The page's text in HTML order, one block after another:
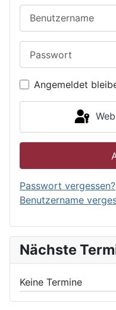
Angemeldet
Passwort vergessen?
Benutzername
Nächste
Keine Termine